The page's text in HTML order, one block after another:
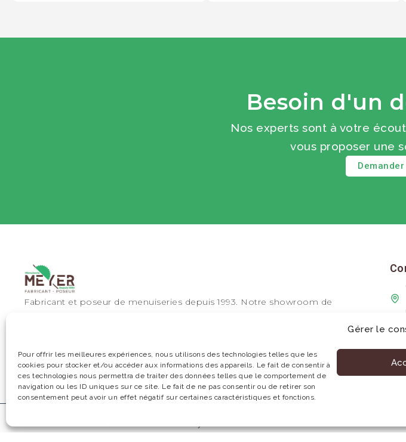
Gérer le
Pour offrir les meilleures expériences, nous utilisons des technologies telles que les
cookies pour stocker et/ou accéder aux informations des appareils. Le fait de consentir à
ces technologies nous permettra de traiter des données telles que le comportement de
navigation ou les ID uniques sur ce site. Le fait de ne pas consentir ou de retirer son
consentement peut avoir un effet négatif sur certaines caractéristiques et fonctions.
Besoin d'un
Nos experts sont à votre
vous proposer une
Fabricant et poseur de menuiseries depuis 1993. Notre showroom de